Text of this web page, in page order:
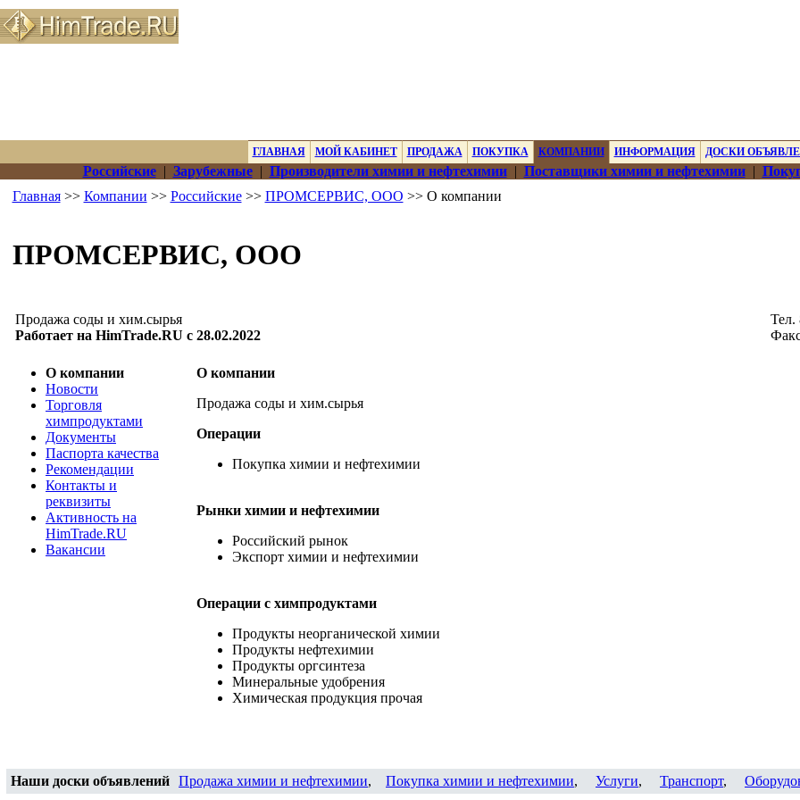
ГЛАВНАЯ МОЙ КАБИНЕТ ПРОДАЖА ПОКУПКА КОМПАНИИ ИНФОРМАЦИЯ ДОСКИ
Российские| Зарубежные| Производители химии и нефтехимии| Поставщики химии и нефтехимии|
Главная>> Компании >> Российские>> ПРОМСЕРВИС, ООО >> О компании
ПРОМСЕРВИС, ООО
Продажа соды и хим.сырья
Работает на HimTrade.RU с 28.02.2022
Тел.
О компании
Новости
Торговля
химпродуктами
Документы
Паспорта качества
Рекомендации
Контакты и
реквизиты
Активность на
HimTrade.RU
Вакансии
О компании
Продажа соды и хим.сырья
Операции
Покупка химии и нефтехимии
Рынки химии и нефтехимии
Российский рынок
Экспорт химии и нефтехимии
Операции c химпродуктами
Продукты неорганической химии
Продукты нефтехимии
Продукты оргсинтеза
Минеральные удобрения
Химическая продукция прочая
Наши доски объявлений Продажа химии и нефтехимии, Покупка химии и нефтехимии, Услуги, Транспорт,